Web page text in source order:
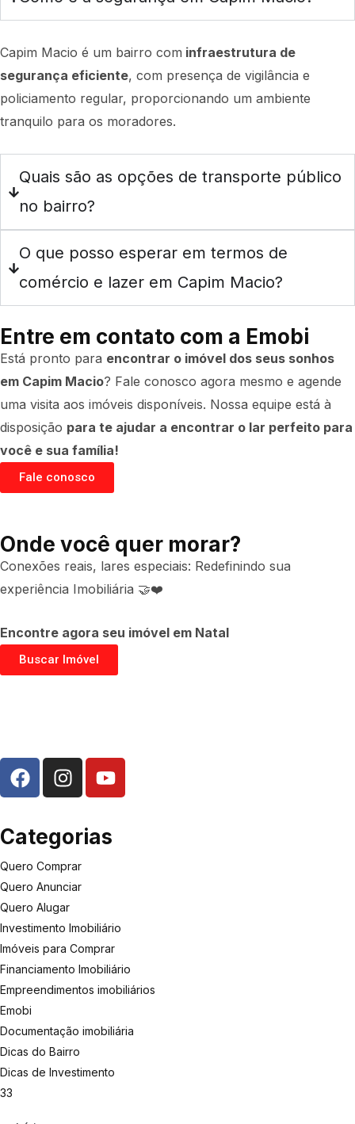
Capim Macio é um bairro com infraestrutura de
segurança eficiente, com presença de vigilância e
policiamento regular, proporcionando um ambiente
tranquilo para os moradores.
Quais são as opções de transporte público
no bairro?
O que posso esperar em termos de
comércio e lazer em Capim Macio?
Entre em contato com a Emobi
Está pronto para encontrar o imóvel dos seus sonhos
em Capim Macio? Fale conosco agora mesmo e agende
uma visita aos imóveis disponíveis. Nossa equipe está à
disposição para te ajudar a encontrar o lar perfeito para
você e sua família!
Fale conosco
Onde você quer morar?
Conexões reais, lares especiais: Redefinindo sua
experiência Imobiliária 🤝❤️
Encontre agora seu imóvel em Natal
Buscar Imóvel
Categorias
Quero Comprar
Quero Anunciar
Quero Alugar
Investimento Imobiliário
Imóveis para Comprar
Financiamento Imobiliário
Empreendimentos imobiliários
Emobi
Documentação imobiliária
Dicas do Bairro
Dicas de Investimento
33